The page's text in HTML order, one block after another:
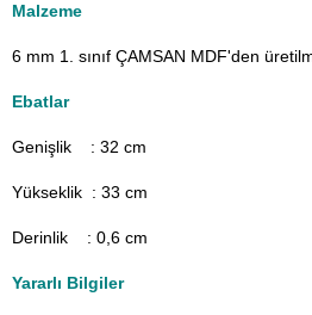
Malzeme
6 mm 1. sınıf ÇAMSAN MDF'den
Ebatlar
Genişlik : 32 cm
Yükseklik : 33 cm
Derinlik : 0,6 cm
Yararlı Bilgiler